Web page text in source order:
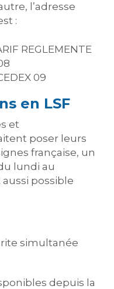
l’adresse
:
REGLEMENTE
09
en LSF
et
poser leurs
française, un
lundi au
aussi possible
simultanée
depuis la